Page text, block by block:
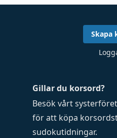
Gillar du korsord?
Besök vårt
för att köpa
sudokutidningar.
Skapa